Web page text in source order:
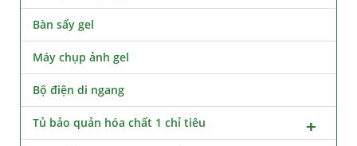
Bàn sấy gel
Máy chụp ảnh gel
Bộ điện di ngang
Tủ bảo quản hóa chất 1 chỉ tiêu